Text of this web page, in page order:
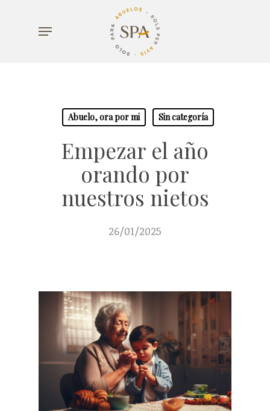
Menu
Abuelo, ora por mi Sin categoría
Empezar el año
orando por
nuestros nietos
26/01/2025